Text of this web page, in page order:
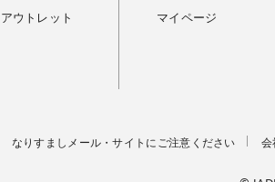
アウトレット
マイページ
なりすましメール・サイトにご注意ください 会